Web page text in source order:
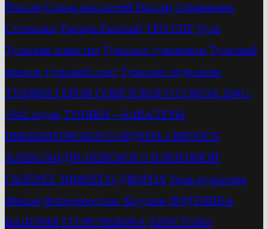
России Союза писателей России справочник
Стечкины Трещев Евгений ТРО СПР Тула
Тульские известия Тульские суворовцы Тульский
кремль тульский поэт Тульское отделение
ТУЛЯКИ ГЕРОИ СОВЕТСКОГО СОЮЗА 1941–
1942 годов ТУЛЯКИ – КАВАЛЕРЫ
ИМПЕРАТОРСКОГО ОРДЕНА СВЯТОГО
АЛЕКСАНДРА НЕВСКОГО В ВОЕННОЙ
ГАЛЕРЕЕ ЗИМНЕГО ДВОРЦА Урок мужества
Фильм Фоторепортаж Ходулин ХОДУЛИНА
ВАЛЕРИЯ ГЕОРГИЕВИЧА ХРИСТОВО